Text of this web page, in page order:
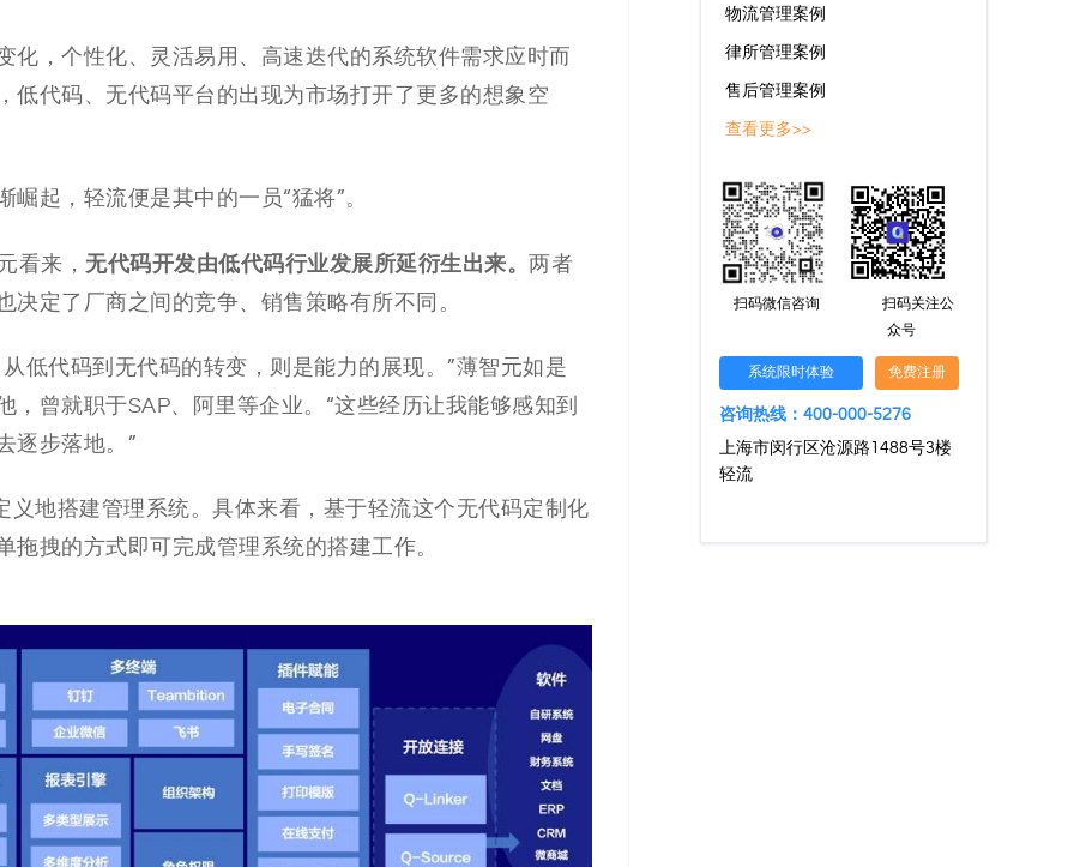
化，个性化、灵活易用、高速迭代的系统软件需求应时而
低代码、无代码平台的出现为市场打开了更多的想象空
起，轻流便是其中的一员“猛将”。
看来， 无代码开发由低代码行业发展所延衍生出来。 两者
定了厂商之间的竞争、销售策略有所不同。
低代码到无代码的转变，则是能力的展现。”薄智元如是
曾就职于SAP、阿里等企业。“这些经历让我能够感知到
逐步落地。”
义地搭建管理系统。具体来看，基于轻流这个无代码定制化
拽的方式即可完成管理系统的搭建工作。
物流管理案例
律所管理案例
售后管理案例
查看更多>>
扫码微信咨询
扫码关注公
众号
系统限时体验 免费注册
咨询热线：400-000-5276
上海市闵行区沧源路1488号3楼
轻流